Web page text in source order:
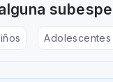
Adolescentes